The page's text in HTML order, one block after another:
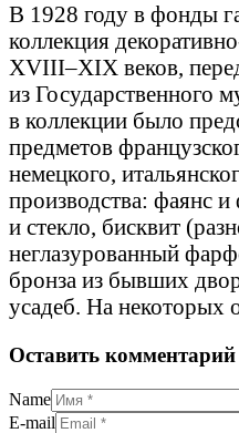
В 1928 году в фонды
коллекция
XVIII–XIX веков,
из Государственного
в коллекции было
предметов
немецкого,
производства: фаянс
и стекло, бисквит
неглазурованный
бронза из бывших
усадеб. На некоторых
Оставить комментарий
Name
E-mail